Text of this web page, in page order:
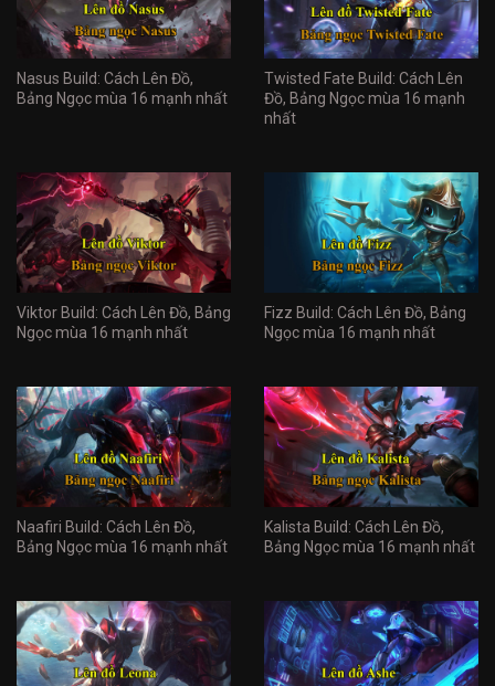
Nasus Build: Cách Lên Đồ,
Bảng Ngọc mùa 16 mạnh nhất
Twisted Fate Build: Cách Lên
Đồ, Bảng Ngọc mùa 16 mạnh
nhất
Viktor Build: Cách Lên Đồ, Bảng
Ngọc mùa 16 mạnh nhất
Fizz Build: Cách Lên Đồ, Bảng
Ngọc mùa 16 mạnh nhất
Naafiri Build: Cách Lên Đồ,
Bảng Ngọc mùa 16 mạnh nhất
Kalista Build: Cách Lên Đồ,
Bảng Ngọc mùa 16 mạnh nhất